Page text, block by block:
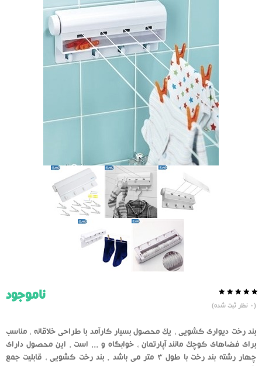
از
50
رای
دهنده
(
0 نظر ثبت شده)
ناموجود
بند رخت دیواری کشویی ، یک محصول بسیار کارآمد با طراحی خلاقانه ، مناسب
برای فضاهای کوچک مانند آپارتمان ، خوابگاه و ... است . این محصول دارای
چهار رشته بند رخت با طول 3 متر می باشد . بند رخت کشویی ، قابلیت جمع